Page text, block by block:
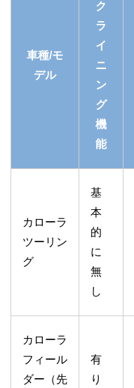
車種/モ
デル
ク
ラ
イ
ニ
ン
グ
機
能
カローラ
ツーリン
グ
基
本
的
に
無
し
カローラ
フィール
ダー（先
有
り